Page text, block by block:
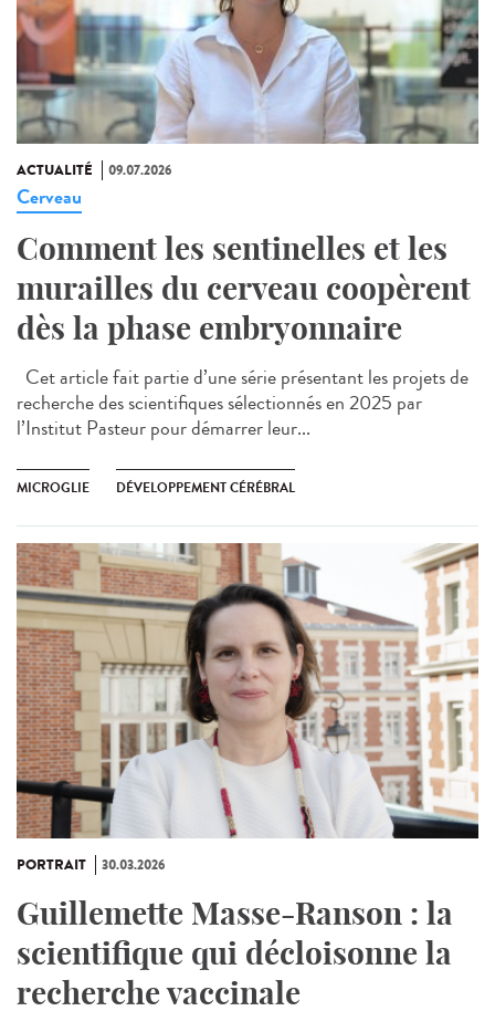
ACTUALITÉ 09.07.2026
Cerveau
Comment les sentinelles et les
murailles du cerveau coopèrent
dès la phase embryonnaire
Cet article fait partie d’une série présentant les projets de
recherche des scientifiques sélectionnés en 2025 par
l’Institut Pasteur pour démarrer leur...
MICROGLIE DÉVELOPPEMENT CÉRÉBRAL
PORTRAIT 30.03.2026
Guillemette Masse-Ranson : la
scientifique qui décloisonne la
recherche vaccinale